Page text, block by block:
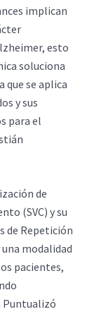
implican
esto
soluciona
que se aplica
y sus
para el
de
(SVC) y su
de Repetición
modalidad
pacientes,
Puntualizó